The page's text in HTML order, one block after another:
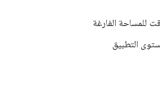
للمساحة الفارغة
التطبيق